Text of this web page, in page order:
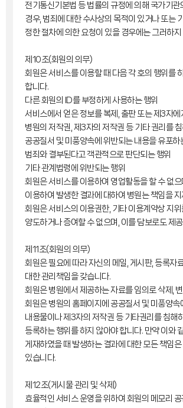
전기통신기본법 등 법률의 규정에 의해 국가기관
경우, 범죄에 대한 수사상의 목적이 있거나 또는
정한 절차에 의한 요청이 있을 경우에는 그러하
제10조(회원의 의무)
회원은 서비스를 이용할 때 다음 각 호의 행위를
합니다.
다른 회원의 ID를 부정하게 사용하는 행위
서비스에서 얻은 정보를 복제, 출판 또는 제3자에
병원의 저작권, 제3자의 저작권 등 기타 권리를
공공질서 및 미풍양속에 위반되는 내용을 유포하
범죄와 결부된다고 객관적으로 판단되는 행위
기타 관계법령에 위반되는 행위
회원은 서비스를 이용하여 영업활동을 할 수 없으
이용하여 발생한 결과에 대하여 병원는 책임을
회원은 서비스의 이용권한, 기타 이용계약상 지위
양도하거나 증여할 수 없으며, 이를 담보로도 제
제11조(회원의 의무)
회원은 필요에 따라 자신의 메일, 게시판, 등록자
대한 관리책임을 갖습니다.
회원은 병원에서 제공하는 자료를 임의로 삭제,
회원은 병원의 홈페이지에 공공질서 및 미풍양속
내용물이나 제3자의 저작권 등 기타권리를 침해
등록하는 행위를 하지 않아야 합니다. 만약 이와
게재하였을 때 발생하는 결과에 대한 모든 책임은
있습니다.
제12조(게시물 관리 및 삭제)
효율적인 서비스 운영을 위하여 회원의 메모리 공